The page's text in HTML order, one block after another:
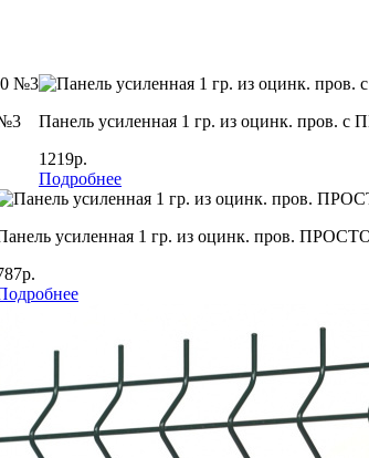
Панель усиленная 1 гр. из оцинк.
1219р.
Подробнее
усиленная 1 гр. из оцинк. пров.